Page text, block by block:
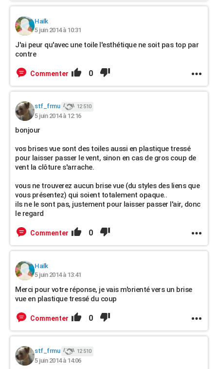
Hailk
5 juin 2014 à 10:31
J'ai peur qu'avec une toile l'esthétique ne soit pas top par
contre
Commenter 0
stf_frmu 12 510
5 juin 2014 à 12:16
bonjour
vos brises vue sont des toiles aussi en plastique tressé
pour laisser passer le vent, sinon en cas de gros coup de
vent la clôture s'arrache.
vous ne trouverez aucun brise vue (du styles des liens que
vous présentez) qui soient totalement opaque..
ils ne le sont pas, justement pour laisser passer l'air, donc
le regard
Commenter 0
Hailk
5 juin 2014 à 13:41
Merci pour votre réponse, je vais m'orienté vers un brise
vue en plastique tressé du coup
Commenter 0
stf_frmu 12 510
5 juin 2014 à 14:06